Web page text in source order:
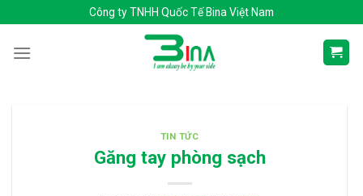
to
content
Công ty TNHH Quốc Tế Bina Việt Nam
TIN TỨC
Găng tay phòng sạch